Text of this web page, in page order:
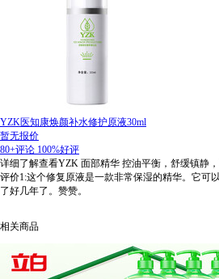
YZK医知康焕颜补水修护原液30ml
暂无报价
80+评论 100%好评
详细了解查看YZK 面部精华 控油平衡，舒缓镇静
评价1:这个修复原液是一款非常保湿的精华。它可
了好几年了。赞赞。
相关商品